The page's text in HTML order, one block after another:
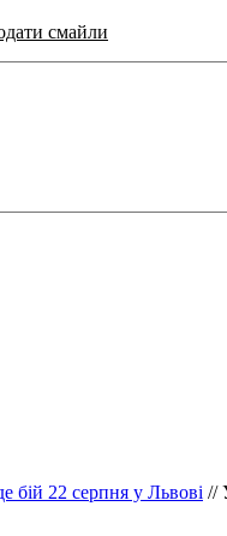
смайли
бій 22 серпня у Львові //